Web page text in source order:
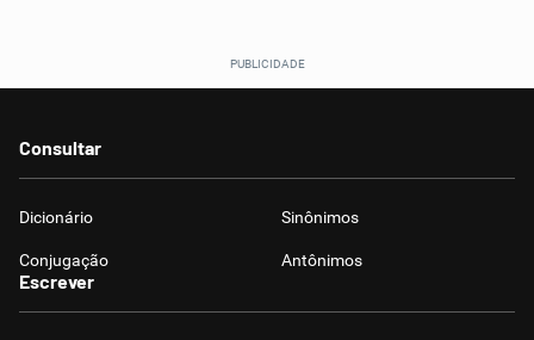
Consultar
Dicionário Sinônimos
Conjugação Antônimos
Escrever